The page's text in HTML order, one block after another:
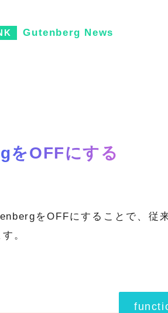
Gutenberg News
をOFFにする
をOFFにすることで、従
。